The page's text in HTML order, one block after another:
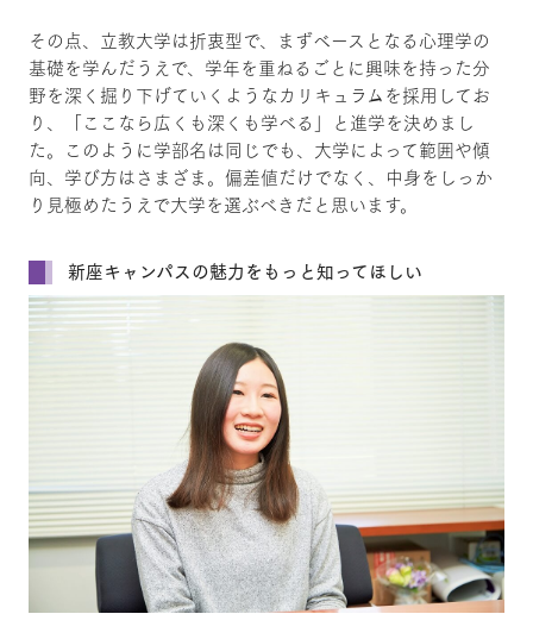
その点、立教大学は折衷型で、まずベースとなる心理学の
基礎を学んだうえで、学年を重ねるごとに興味を持った分
野を深く掘り下げていくようなカリキュラムを採用してお
り、「ここなら広くも深くも学べる」と進学を決めまし
た。このように学部名は同じでも、大学によって範囲や傾
向、学び方はさまざま。偏差値だけでなく、中身をしっか
り見極めたうえで大学を選ぶべきだと思います。
新座キャンパスの魅力をもっと知ってほしい